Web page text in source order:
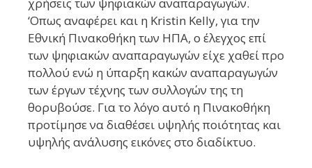
‘Οπως αναφέρει και η Kristin Kelly, για την
Εθνική Πινακοθήκη των ΗΠΑ, ο έλεγχος επί
των ψηφιακών αναπαραγωγών είχε χαθεί προ
πολλού ενώ η ύπαρξη κακών αναπαραγωγών
των έργων τέχνης των συλλογών της τη
θορυβούσε. Για το λόγο αυτό η Πινακοθήκη
προτίμησε να διαθέσει υψηλής ποιότητας και
υψηλής ανάλυσης εικόνες στο διαδίκτυο.